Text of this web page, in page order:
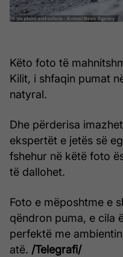
Këto foto të
Kilit, i shfaqin pumat
natyral.
Dhe përderisa
ekspertët e jetës së
fshehur në këtë foto
të dallohet.
Foto e mëposhtme e
qëndron puma, e cila
perfektë me
atë. /Telegrafi/